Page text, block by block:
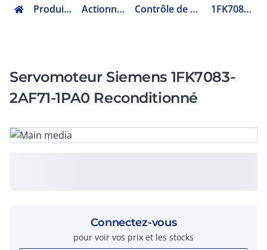
Produits Industriels Actionneur électrique Contrôle de mouvement motion 1FK7083-2AF71-1PA0
Servomoteur Siemens 1FK7083-
2AF71-1PA0 Reconditionné
Connectez-vous
pour voir vos prix et les stocks